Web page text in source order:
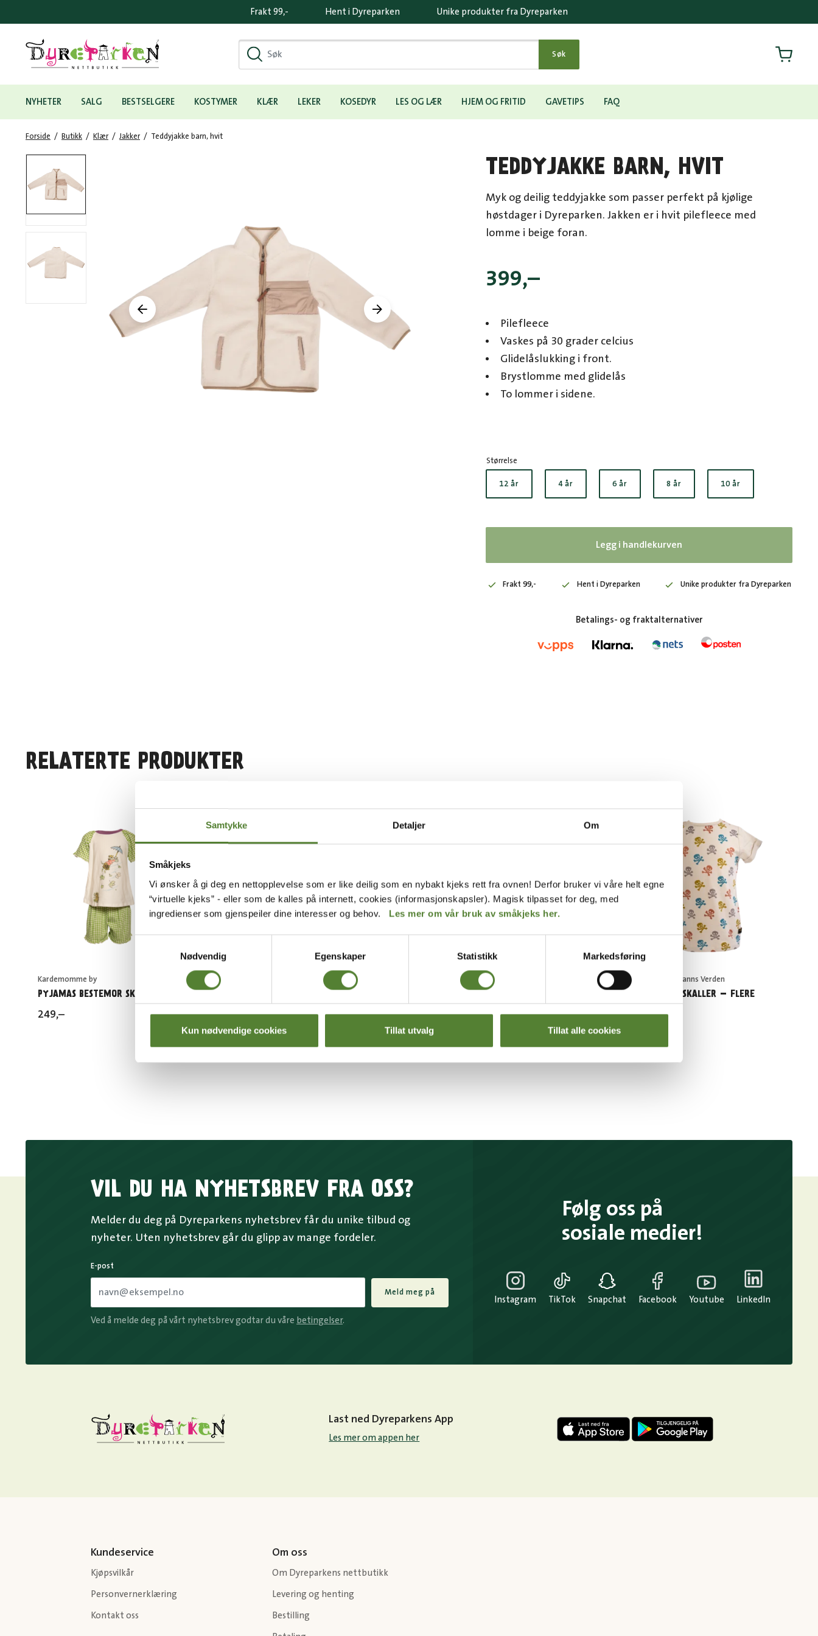
Samtykke Detaljer Om
Småkjeks
Vi ønsker å gi deg en nettopplevelse som er like deilig som en nybakt kjeks rett fra ovnen! Derfor bruker vi våre helt egne
“virtuelle kjeks” - eller som de kalles på internett, cookies (informasjonskapsler). Magisk tilpasset for deg, med
ingredienser som gjenspeiler dine interesser og behov. Les mer om vår bruk av småkjeks her.
Nødvendig
Egenskaper Statistikk Markedsføring
Kun nødvendige cookies Tillat utvalg Tillat alle cookies
Frakt 99,- Hent i Dyreparken Unike produkter fra Dyreparken
Søk
Hovedmeny
NYHETER SALG BESTSELGERE KOSTYMER KLÆR LEKER KOSEDYR LES OG LÆR HJEM OG FRITID GAVETIPS FAQ
Forside / Butikk / Klær / Jakker / Teddyjakke barn, hvit
TEDDYJAKKE BARN, HVIT
Myk og deilig teddyjakke som passer perfekt på kjølige
høstdager i Dyreparken. Jakken er i hvit pilefleece med
lomme i beige foran.
399,–
Pilefleece
Vaskes på 30 grader celcius
Glidelåslukking i front.
Brystlomme med glidelås
To lommer i sidene.
Størrelse
12 år 4 år 6 år 8 år 10 år
Legg i handlekurven
Frakt 99,- Hent i Dyreparken Unike produkter fra Dyreparken
Betalings- og fraktalternativer
RELATERTE PRODUKTER
Kardemomme by
PYJAMAS BESTEMOR SKOGMUS
249,–
KARDEMOMME BY
299
Kardemomme by
ØKOLOGISK BABYBODY,
KARDEMOMME BY, LILLA PRIKKER
Kaptein Sabeltanns Verden
T-SKJORTE, SKALLER – FLERE
FARGER
VIL DU HA NYHETSBREV FRA OSS?
Melder du deg på Dyreparkens nyhetsbrev får du unike tilbud og
nyheter. Uten nyhetsbrev går du glipp av mange fordeler.
E-post
Meld meg på
Ved å melde deg på vårt nyhetsbrev godtar du våre betingelser.
Følg oss på
sosiale medier!
Instagram TikTok Snapchat Facebook Youtube LinkedIn
Last ned Dyreparkens App
Les mer om appen her
Kundeservice
Kjøpsvilkår
Personvernerklæring
Kontakt oss
Om oss
Om Dyreparkens nettbutikk
Levering og henting
Bestilling